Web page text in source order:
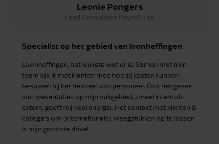
Leonie Pongers
Lead Consultant Payroll Tax
Specialist op het gebied van loonheffingen
Loonheffingen, het leukste wat er is! Samen met mijn
team kijk ik met klanten mee hoe zij kosten kunnen
besparen bij het belonen van personeel. Ook het geven
van presentaties op mijn vakgebied, zowel intern als
extern, geeft mij veel energie. Het contact met klanten &
collega’s om (internationale) vraagstukken op te lossen
is mijn grootste drive!